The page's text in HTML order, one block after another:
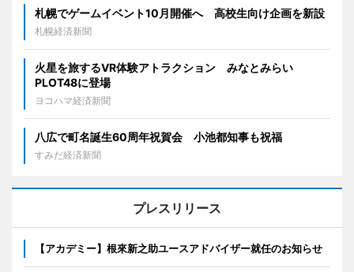
札幌でゲームイベント10月開催へ 高校生向け企画を新設
札幌経済新聞
火星を旅するVR体験アトラクション みなとみらい
PLOT48に登場
ヨコハマ経済新聞
八広で町名誕生60周年祝賀会 小池都知事も祝福
すみだ経済新聞
プレスリリース
【アカデミー】根來新之助ユースアドバイザー就任のお知らせ